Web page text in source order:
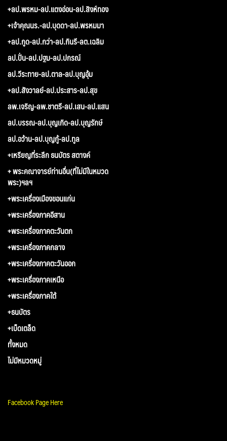
+ลป.พรหม-ลป.แตงอ่อน-ลป.สิงห์ทอง
+เจ้าคุณนร.-ลป.บุดดา-ลป.พรหมมา
+ลป.กูด-ลป.กว่า-ลป.กินรี-ลต.เฉลิม
ลป.ปั่น-ลป.ปฐม-ลป.ปกรณ์
ลป.วีระทาย-ลป.ตาล-ลป.บุญอุ้ม
+ลป.สังวาลย์-ลป.ประสาร-ลป.สุข
ลพ.เจริญ-ลพ.ชาตรี-ลป.เสน-ลป.แสน
ลป.บรรณ-ลป.บุญเกิด-ลป.บุญรักษ์
ลป.อว้าน-ลป.บุญกู้-ลป.ทูล
+เหรียญที่ระลึก ธนบัตร สตางค์
+ พระคณาจารย์ท่านอื่น(ที่ไม่มีในหมวด
พระ)ฯลฯ
+พระเครื่องเมืองขอนแก่น
+พระเครื่องภาคอีสาน
+พระเครื่องภาคตะวันตก
+พระเครื่องภาคกลาง
+พระเครื่องภาคตะวันออก
+พระเครื่องภาคเหนือ
+พระเครื่องภาคใต้
+ธนบัตร
+เบ็ดเตล็ด
ทั้งหมด
ไม่มีหมวดหมู่
Facebook Page Here